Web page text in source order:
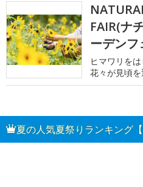
FAIR(ナ
ーデンフ
ヒマワリを
花々が見頃を
夏の人気夏祭りランキング